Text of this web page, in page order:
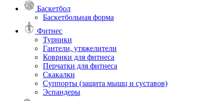
Баскетбол
Баскетбольная форма
Фитнес
Турники
Гантели, утяжелители
Коврики для фитнеса
Перчатки для фитнеса
Скакалки
Суппорты (защита мышц и суставов)
Эспандеры